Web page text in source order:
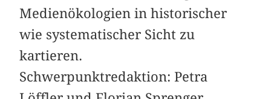
Medienökologien in historischer
wie systematischer Sicht zu
kartieren.
Schwerpunktredaktion: Petra